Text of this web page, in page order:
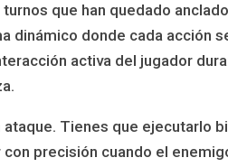
que han quedado
dinámico donde cada acción
activa del jugador
Tienes que ejecutarlo
precisión cuando el